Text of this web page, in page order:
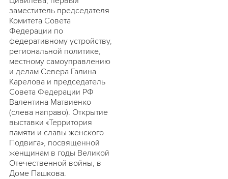
заместитель председателя
Комитета Совета
Федерации по
федеративному устройству,
региональной политике,
местному самоуправлению
и делам Севера Галина
Карелова и председатель
Совета Федерации РФ
Валентина Матвиенко
(слева направо). Открытие
выставки «Территория
памяти и славы женского
Подвига», посвященной
женщинам в годы Великой
Отечественной войны, в
Доме Пашкова.